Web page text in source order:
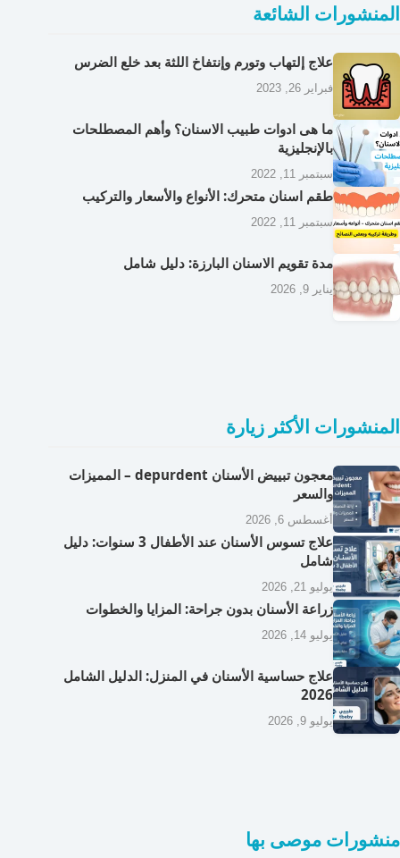
المنشورات الشائعة
علاج إلتهاب وتورم وإنتفاخ اللثة بعد خلع الضرس
فبراير 26, 2023
ما هى ادوات طبيب الاسنان؟ وأهم المصطلحات
بالإنجليزية
سبتمبر 11, 2022
طقم اسنان متحرك: الأنواع والأسعار والتركيب
سبتمبر 11, 2022
مدة تقويم الاسنان البارزة: دليل شامل
يناير 9, 2026
المنشورات الأكثر زيارة
معجون تبييض الأسنان depurdent – المميزات
والسعر
أغسطس 6, 2026
علاج تسوس الأسنان عند الأطفال 3 سنوات: دليل
شامل
يوليو 21, 2026
زراعة الأسنان بدون جراحة: المزايا والخطوات
يوليو 14, 2026
علاج حساسية الأسنان في المنزل: الدليل الشامل
2026
يوليو 9, 2026
منشورات موصى بها